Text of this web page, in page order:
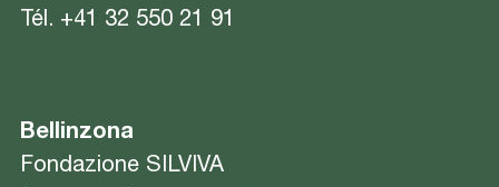
Tél. +41 32 550 21 91
Bellinzona
Fondazione SILVIVA